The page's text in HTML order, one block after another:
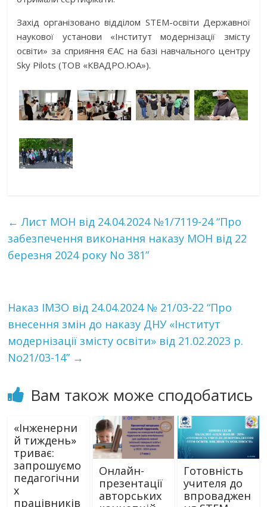
Захід організовано відділом STEM-освіти Державної
наукової установи «Інститут модернізації змісту
освіти» за сприяння ЄАС на базі навчального центру
Sky Pilots (ТОВ «КВАДРО.ЮА»).
← Лист МОН від 24.04.2024 №1/7119-24 “Про
забезпечення виконання наказу МОН від 22
березня 2024 року No 381”
Наказ ІМЗО від 24.04.2024 № 21/03-22 “Про
внесення змін до наказу ДНУ «Інститут
модернізації змісту освіти» від 21.02.2023 р.
No21/03-14” →
Вам також може сподобатись
«Інженерни
й тиждень»
триває:
запрошуємо
педагогічни
х
працівників
Онлайн-
презентації
авторських
Готовність
учителя до
впроваджен